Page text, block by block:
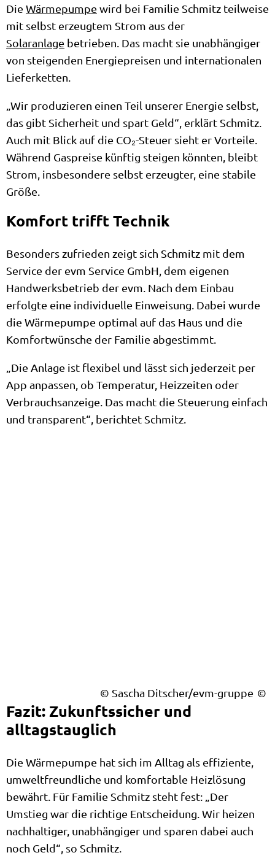
Die Wärmepumpe wird bei Familie Schmitz teilweise
mit selbst erzeugtem Strom aus der
Solaranlage betrieben. Das macht sie unabhängiger
von steigenden Energiepreisen und internationalen
Lieferketten.
„Wir produzieren einen Teil unserer Energie selbst,
das gibt Sicherheit und spart Geld“, erklärt Schmitz.
Auch mit Blick auf die CO₂-Steuer sieht er Vorteile.
Während Gaspreise künftig steigen könnten, bleibt
Strom, insbesondere selbst erzeugter, eine stabile
Größe.
Komfort trifft Technik
Besonders zufrieden zeigt sich Schmitz mit dem
Service der evm Service GmbH, dem eigenen
Handwerksbetrieb der evm. Nach dem Einbau
erfolgte eine individuelle Einweisung. Dabei wurde
die Wärmepumpe optimal auf das Haus und die
Komfortwünsche der Familie abgestimmt.
„Die Anlage ist flexibel und lässt sich jederzeit per
App anpassen, ob Temperatur, Heizzeiten oder
Verbrauchsanzeige. Das macht die Steuerung einfach
und transparent“, berichtet Schmitz.
© Sascha Ditscher/evm-gruppe
Fazit: Zukunftssicher und
alltagstauglich
Die Wärmepumpe hat sich im Alltag als effiziente,
umweltfreundliche und komfortable Heizlösung
bewährt. Für Familie Schmitz steht fest: „Der
Umstieg war die richtige Entscheidung. Wir heizen
nachhaltiger, unabhängiger und sparen dabei auch
noch Geld“, so Schmitz.